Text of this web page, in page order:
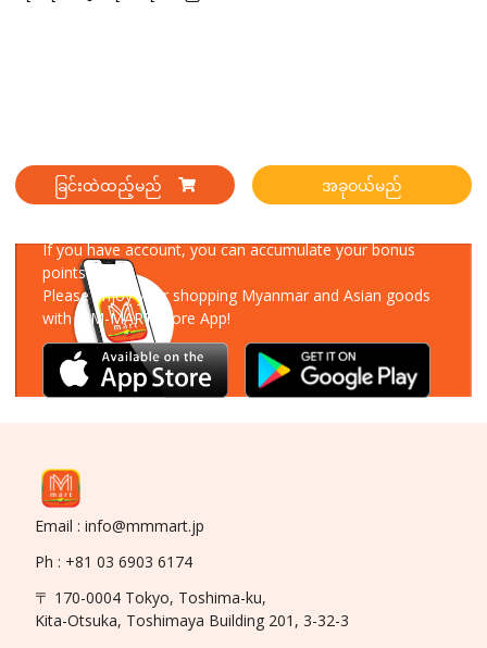
ခြင်းထဲထည့်မည် အခုဝယ်မည်
If you have account, you can accumulate your bonus
points!
Please enjoy your shopping Myanmar and Asian goods
with MM-MART Store App!
Email : info@mmmart.jp
Ph : +81 03 6903 6174
〒 170-0004 Tokyo, Toshima-ku,
Kita-Otsuka, Toshimaya Building 201, 3-32-3